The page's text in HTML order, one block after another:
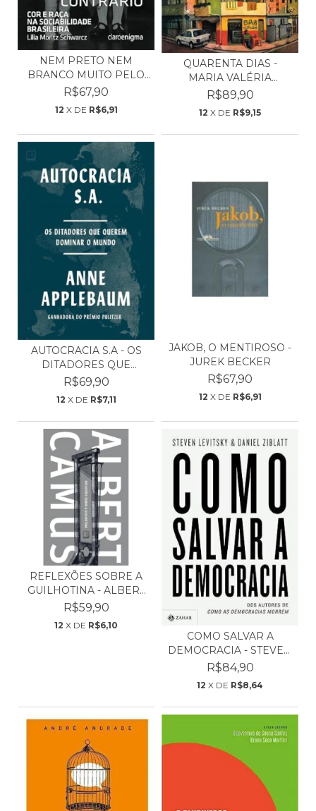
NEM PRETO NEM
BRANCO MUITO PELO
CONTRÁRI...
R$67,90
12 X DE R$6,91
QUARENTA DIAS -
MARIA VALÉRIA
REZENDE
R$89,90
12 X DE R$9,15
AUTOCRACIA S.A - OS
DITADORES QUE
QUEREM...
R$69,90
12 X DE R$7,11
JAKOB, O MENTIROSO -
JUREK BECKER
R$67,90
12 X DE R$6,91
REFLEXÕES SOBRE A
GUILHOTINA - ALBERT
CA...
R$59,90
12 X DE R$6,10
COMO SALVAR A
DEMOCRACIA - STEVEN
LEVITS...
R$84,90
12 X DE R$8,64